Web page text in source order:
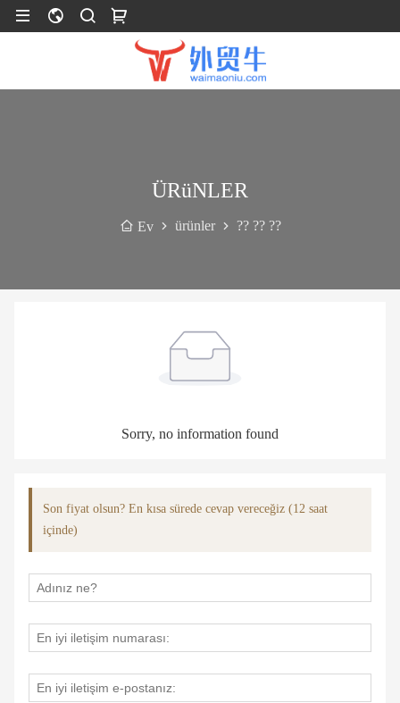
ÜRüNLER
Ev ürünler ?? ?? ??
Sorry, no information found
Son fiyat olsun? En kısa sürede cevap vereceğiz (12 saat
içinde)